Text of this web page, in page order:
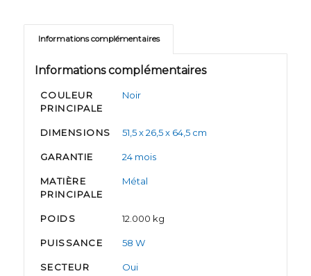
Informations complémentaires
Informations complémentaires
COULEUR
PRINCIPALE
Noir
DIMENSIONS 51,5 x 26,5 x 64,5 cm
GARANTIE 24 mois
MATIÈRE
PRINCIPALE
Métal
POIDS 12.000 kg
PUISSANCE 58 W
SECTEUR Oui